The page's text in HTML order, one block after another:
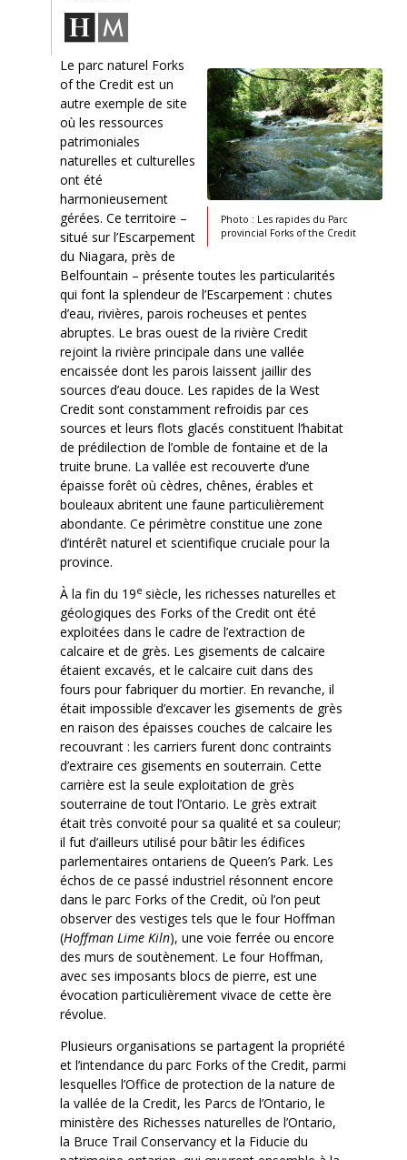
Photo : Les rapides du Parc
provincial Forks of the Credit
Le parc naturel Forks
of the Credit est un
autre exemple de site
où les ressources
patrimoniales
naturelles et culturelles
ont été
harmonieusement
gérées. Ce territoire –
situé sur l’Escarpement
du Niagara, près de
Belfountain – présente toutes les particularités
qui font la splendeur de l’Escarpement : chutes
d’eau, rivières, parois rocheuses et pentes
abruptes. Le bras ouest de la rivière Credit
rejoint la rivière principale dans une vallée
encaissée dont les parois laissent jaillir des
sources d’eau douce. Les rapides de la West
Credit sont constamment refroidis par ces
sources et leurs flots glacés constituent l’habitat
de prédilection de l’omble de fontaine et de la
truite brune. La vallée est recouverte d’une
épaisse forêt où cèdres, chênes, érables et
bouleaux abritent une faune particulièrement
abondante. Ce périmètre constitue une zone
d’intérêt naturel et scientifique cruciale pour la
province.
À la fin du 19esiècle, les richesses naturelles et
géologiques des Forks of the Credit ont été
exploitées dans le cadre de l’extraction de
calcaire et de grès. Les gisements de calcaire
étaient excavés, et le calcaire cuit dans des
fours pour fabriquer du mortier. En revanche, il
était impossible d’excaver les gisements de grès
en raison des épaisses couches de calcaire les
recouvrant : les carriers furent donc contraints
d’extraire ces gisements en souterrain. Cette
carrière est la seule exploitation de grès
souterraine de tout l’Ontario. Le grès extrait
était très convoité pour sa qualité et sa couleur;
il fut d’ailleurs utilisé pour bâtir les édifices
parlementaires ontariens de Queen’s Park. Les
échos de ce passé industriel résonnent encore
dans le parc Forks of the Credit, où l’on peut
observer des vestiges tels que le four Hoffman
(Hoffman Lime Kiln), une voie ferrée ou encore
des murs de soutènement. Le four Hoffman,
avec ses imposants blocs de pierre, est une
évocation particulièrement vivace de cette ère
révolue.
Plusieurs organisations se partagent la propriété
et l’intendance du parc Forks of the Credit, parmi
lesquelles l’Office de protection de la nature de
la vallée de la Credit, les Parcs de l’Ontario, le
ministère des Richesses naturelles de l’Ontario,
la Bruce Trail Conservancy et la Fiducie du